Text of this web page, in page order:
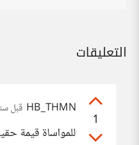
التعليقات
1
HB_THMN قبل
للمواساة قيمة